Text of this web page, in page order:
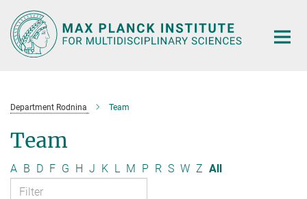
Main-
Content
Department Rodnina Team
Team
A B D F G H J K L M P R S W Z All